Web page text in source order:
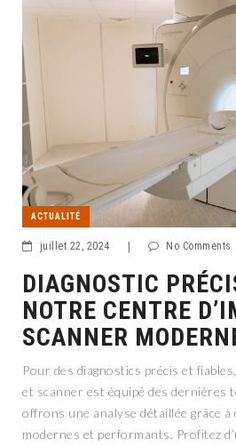
ACTUALITÉ
juillet 22, 2024 | No Comments
DIAGNOSTIC
NOTRE CENTRE
SCANNER
Pour des diagnostics précis et
et scanner est équipé des dernières
offrons une analyse détaillée grâce à
modernes et performants. Profitez